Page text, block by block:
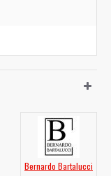
Bernardo Bartalucci